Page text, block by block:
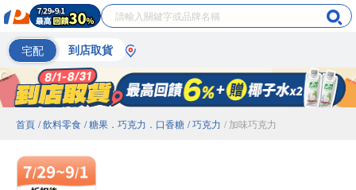
宅配 到店取貨
首頁 / 飲料零食 / 糖果．巧克力．口香糖 / 巧克力 / 加味巧克力